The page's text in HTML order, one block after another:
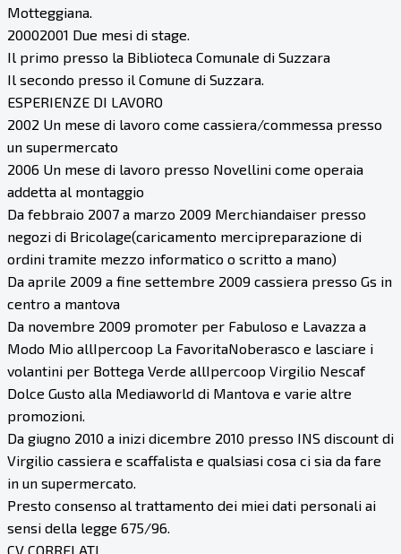
Motteggiana.
20002001 Due mesi di stage.
Il primo presso la Biblioteca Comunale di Suzzara
Il secondo presso il Comune di Suzzara.
ESPERIENZE DI LAVORO
2002 Un mese di lavoro come cassiera/commessa presso
un supermercato
2006 Un mese di lavoro presso Novellini come operaia
addetta al montaggio
Da febbraio 2007 a marzo 2009 Merchiandaiser presso
negozi di Bricolage(caricamento mercipreparazione di
ordini tramite mezzo informatico o scritto a mano)
Da aprile 2009 a fine settembre 2009 cassiera presso Gs in
centro a mantova
Da novembre 2009 promoter per Fabuloso e Lavazza a
Modo Mio allIpercoop La FavoritaNoberasco e lasciare i
volantini per Bottega Verde allIpercoop Virgilio Nescaf
Dolce Gusto alla Mediaworld di Mantova e varie altre
promozioni.
Da giugno 2010 a inizi dicembre 2010 presso INS discount di
Virgilio cassiera e scaffalista e qualsiasi cosa ci sia da fare
in un supermercato.
Presto consenso al trattamento dei miei dati personali ai
sensi della legge 675/96.
CV CORRELATI